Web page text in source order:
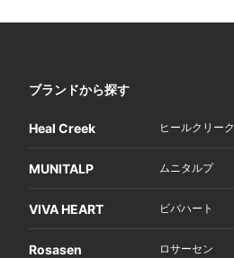
ブランドから探す
Heal Creek ヒールクリーク
MUNITALP ムニタルプ
VIVA HEART ビバハート
Rosasen ロサーセン